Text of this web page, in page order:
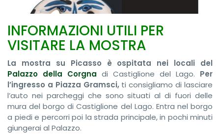
INFORMAZIONI UTILI PER
VISITARE LA MOSTRA
La mostra su Picasso è ospitata nei locali del
Palazzo della Corgna di Castiglione del Lago. Per
l’ingresso a Piazza Gramsci,ti consigliamo di lasciare
l’auto nei parcheggi che sono situati al di fuori delle
mura del borgo di Castiglione del Lago. Entra nel borgo
a piedi e percorri poi la strada principale, in pochi minuti
giungerai al Palazzo.